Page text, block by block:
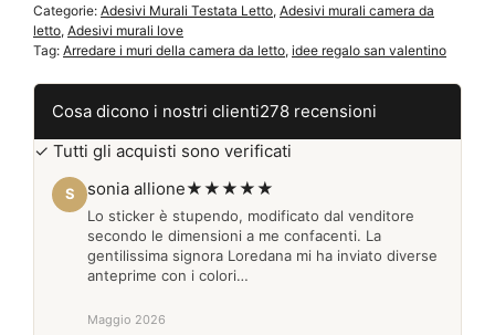
quantità
Categorie: Adesivi Murali Testata Letto, Adesivi murali camera da
letto, Adesivi murali love
Tag: Arredare i muri della camera da letto, idee regalo san valentino
Cosa dicono i nostri clienti278 recensioni
✓ Tutti gli acquisti sono verificati
S sonia allione★★★★★
Lo sticker è stupendo, modificato dal venditore
secondo le dimensioni a me confacenti. La
gentilissima signora Loredana mi ha inviato diverse
anteprime con i colori…
Maggio 2026